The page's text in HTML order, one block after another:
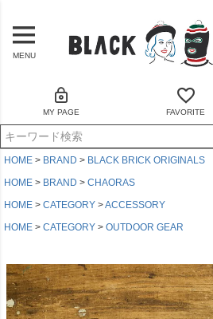
MENU
MY PAGE FAVORITE
HOME BRAND
BLACK BRICK ORIGINALS
HOME
BRAND
CHAORAS
HOME
CATEGORY
ACCESSORY
HOME
CATEGORY OUTDOOR GEAR